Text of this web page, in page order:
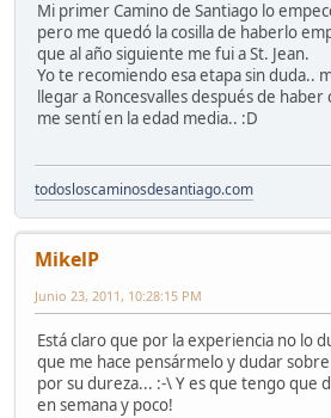
Mi primer Camino de Santiago lo
pero me quedó la cosilla de haberlo
que al año siguiente me fui a St. Jean.
Yo te recomiendo esa etapa sin duda..
llegar a Roncesvalles después de
me sentí en la edad media.. :D
todosloscaminosdesantiago.com
MikelP
Junio 23, 2011, 10:28:15 PM
Está claro que por la experiencia no lo
que me hace pensármelo y dudar
por su dureza... :-\ Y es que tengo que
en semana y poco!